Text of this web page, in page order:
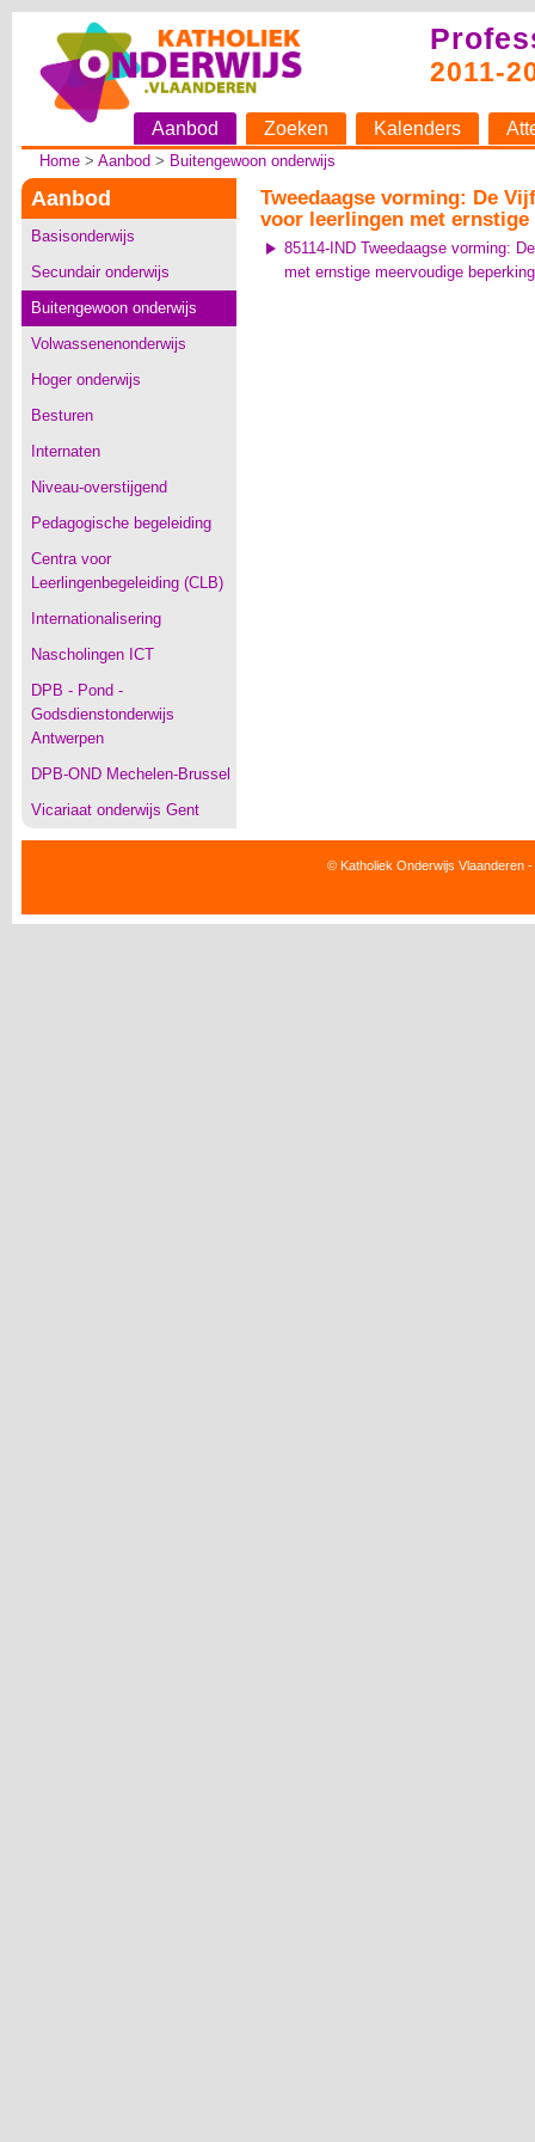
2011-
Aanbod Zoeken Kalenders
Home> Aanbod > Buitengewoon onderwijs
Aanbod
Basisonderwijs
Secundair onderwijs
Buitengewoon onderwijs
Volwassenenonderwijs
Hoger onderwijs
Besturen
Internaten
Niveau-overstijgend
Pedagogische begeleiding
Centra voor
Leerlingenbegeleiding (CLB)
Internationalisering
Nascholingen ICT
DPB - Pond -
Godsdienstonderwijs
Antwerpen
DPB-OND Mechelen-Brussel
Vicariaat onderwijs Gent
Tweedaagse vorming: De
voor leerlingen met ernstige
85114-IND Tweedaagse vorming:
met ernstige meervoudige
© Katholiek Onderwijs Vlaanderen